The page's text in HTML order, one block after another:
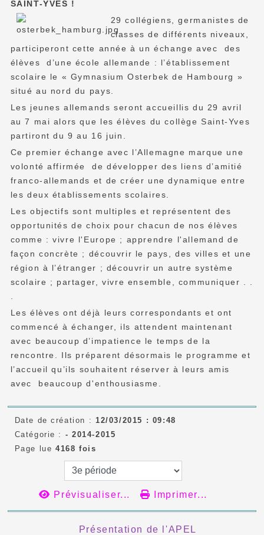
Présentation de l'APEL
SAINT-YVES !
29 collégiens, germanistes de
classes de différents niveaux,
participeront cette année à un échange avec des
élèves d’une école allemande : l’établissement
scolaire le « Gymnasium Osterbek de Hambourg »
situé au nord du pays.
Les jeunes allemands seront accueillis du 29 avril
au 7 mai alors que les élèves du collège Saint-Yves
partiront du 9 au 16 juin.
Ce premier échange avec l’Allemagne marque une
volonté affirmée de développer des liens d’amitié
franco-allemands et de créer une dynamique entre
les deux établissements scolaires.
Les objectifs sont multiples et représentent des
opportunités de choix pour chacun de nos élèves
comme : vivre l'Europe ; apprendre l'allemand de
façon concrète ; découvrir le pays, des villes et une
région à l’étranger ; découvrir un autre système
scolaire ; partager, vivre ensemble, communiquer . .
.
Les élèves ont déjà leurs correspondants et ont
commencé à échanger, ils attendent maintenant
avec beaucoup d’impatience le temps de la
rencontre. Ils préparent désormais le programme et
l’accueil qu’ils souhaitent réserver à leurs amis
avec beaucoup d'enthousiasme.
Date de création : 12/03/2015 : 09:48
Catégorie : - 2014-2015
Page lue 4168 fois
Prévisualiser... Imprimer...